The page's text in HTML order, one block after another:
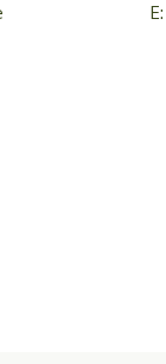
E: